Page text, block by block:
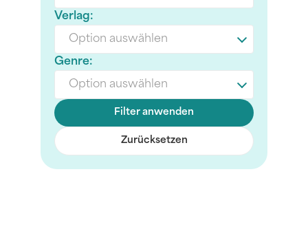
Verlag:
Option auswählen
Genre:
Option auswählen
Filter anwenden
Zurücksetzen